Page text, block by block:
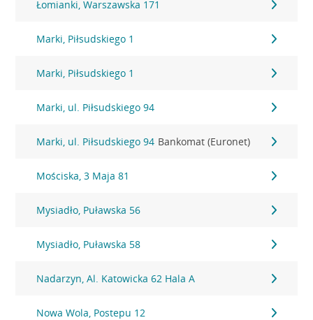
Łomianki, Warszawska 171
Marki, Piłsudskiego 1
Marki, Piłsudskiego 1
Marki, ul. Piłsudskiego 94
Marki, ul. Piłsudskiego 94 Bankomat (Euronet)
Mościska, 3 Maja 81
Mysiadło, Puławska 56
Mysiadło, Puławska 58
Nadarzyn, Al. Katowicka 62 Hala A
Nowa Wola, Postepu 12